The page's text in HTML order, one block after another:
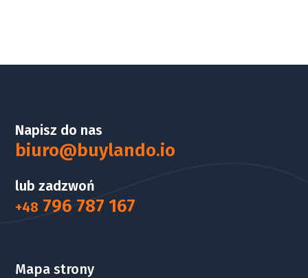
Napisz do nas
biuro@buylando.io
lub zadzwoń
+48 796 787 167
Mapa strony